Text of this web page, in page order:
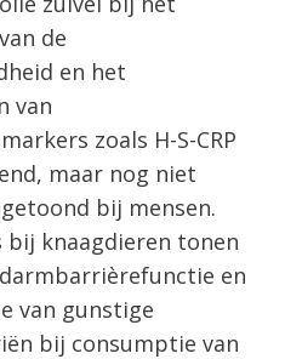
de
en het
van
zoals H-S-CRP
maar nog niet
bij mensen.
bij knaagdieren tonen
en
van gunstige
bij consumptie van